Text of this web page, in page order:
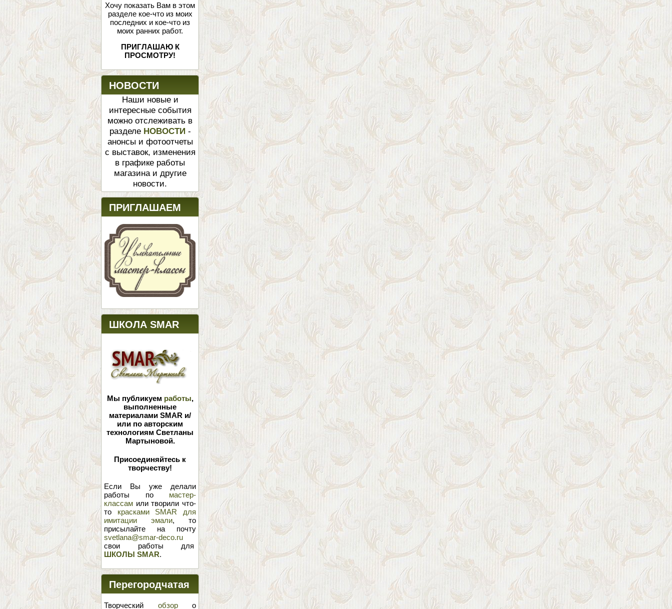
Хочу показать Вам в этом
разделе кое-что из моих
последних и кое-что из
моих ранних работ.
ПРИГЛАШАЮ К
ПРОСМОТРУ!
НОВОСТИ
Наши новые и
интересные события
можно отслеживать в
разделе НОВОСТИ -
анонсы и фотоотчеты
с выставок, изменения
в графике работы
магазина и другие
новости.
ПРИГЛАШАЕМ
ШКОЛА SMAR
Мы публикуем работы,
выполненные
материалами SMAR и/
или по авторским
технологиям Светланы
Мартыновой.
Присоединяйтесь к
творчеству!
Если Вы уже делали
работы по мастер-
классам или творили что-
то красками SMAR для
имитации эмали, то
присылайте на почту
svetlana@smar-deco.ru
свои работы для
ШКОЛЫ SMAR.
Перегородчатая
эмаль
Творческий обзоро